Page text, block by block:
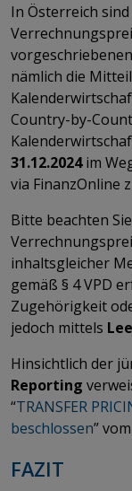
In Österreich
vorgeschriebenen
nämlich die
Country-by-
31.12.2024im
via FinanzOnline
Bitte beachten
inhaltsgleicher
gemäß § 4 VPD
Zugehörigkeit
jedoch mittels
Hinsichtlich der
Reporting
“TRANSFER
beschlossen”
FAZIT